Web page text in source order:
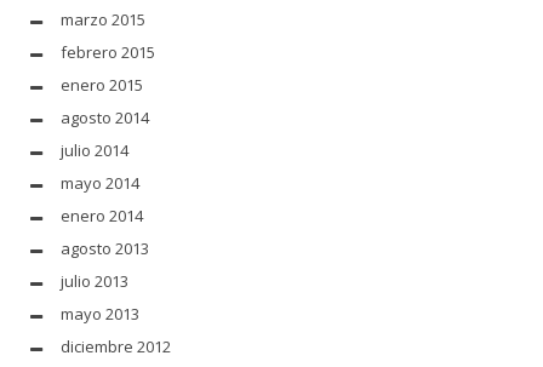
marzo 2015
febrero 2015
enero 2015
agosto 2014
julio 2014
mayo 2014
enero 2014
agosto 2013
julio 2013
mayo 2013
diciembre 2012